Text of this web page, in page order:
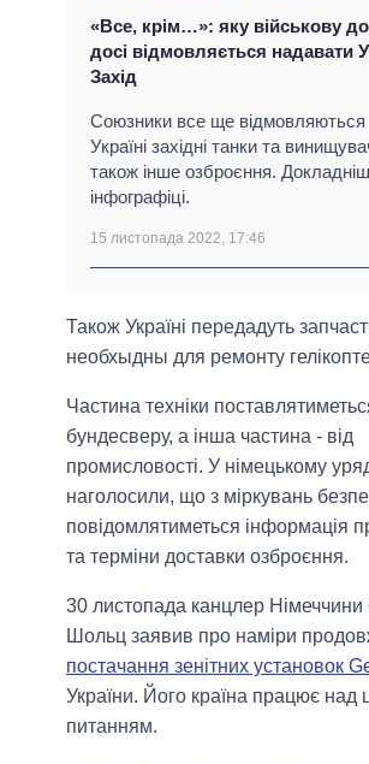
«Все, крім…»: яку військову
досі відмовляється надавати
Захід
Союзники все ще відмовляються
Україні західні танки та
також інше озброєння.
інфографіці.
15 листопада 2022, 17:46
Також Україні передадуть
необхыдны для ремонту
Частина техніки
бундесверу, а інша частина - від
промисловості. У німецькому
наголосили, що з міркувань
повідомлятиметься інформація
та терміни доставки озброєння.
30 листопада канцлер
Шольц заявив про наміри
постачання зенітних установок
України. Його країна працює над
питанням.